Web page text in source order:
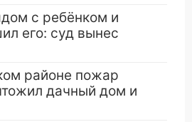
с ребёнком и
его: суд вынес
районе пожар
дачный дом и